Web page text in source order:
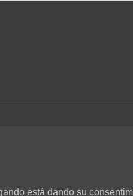
está dando su